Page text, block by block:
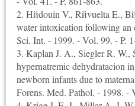
2. Hйdouin V., Rйvuelta E.,
water intoxication following an
Sci. Int. - 1999. - Vol. 99. - P.
3. Kaplan J. A., Siegler R. W.,
hypernatremic dehydratacion
newborn infants due to
Forens. Med. Pathol. - 1998. -